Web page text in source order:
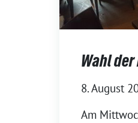
Wahl
8. August
Am